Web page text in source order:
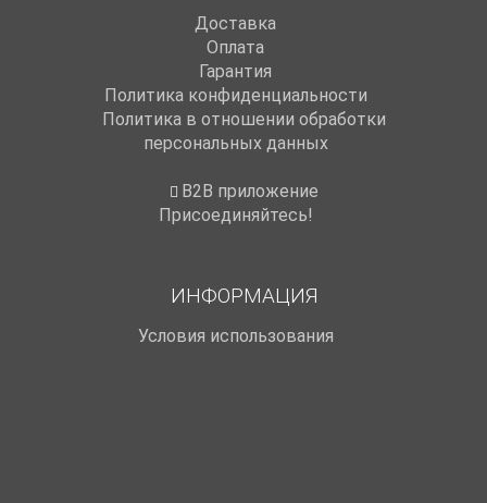
Доставка
Оплата
Гарантия
Политика конфиденциальности
Политика в отношении обработки
персональных данных
B2B приложение
Присоединяйтесь!
ИНФОРМАЦИЯ
Условия использования